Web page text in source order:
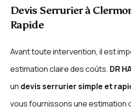
Devis Serrurier à
Rapide
Avant toute intervention, il est
estimation claire des coûts. DR
un devis serruriersimple et
vous fournissons une estimation